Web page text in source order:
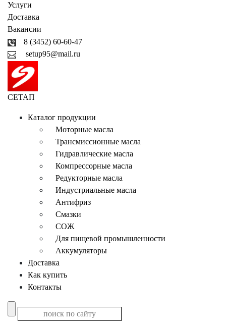
Услуги
Доставка
Вакансии
8 (3452) 60-60-47
setup95@mail.ru
СЕТАП
Каталог продукции
Моторные масла
Трансмиссионные масла
Гидравлические масла
Компрессорные масла
Редукторные масла
Индустриальные масла
Антифриз
Смазки
СОЖ
Для пищевой промышленности
Аккумуляторы
Доставка
Как купить
Контакты